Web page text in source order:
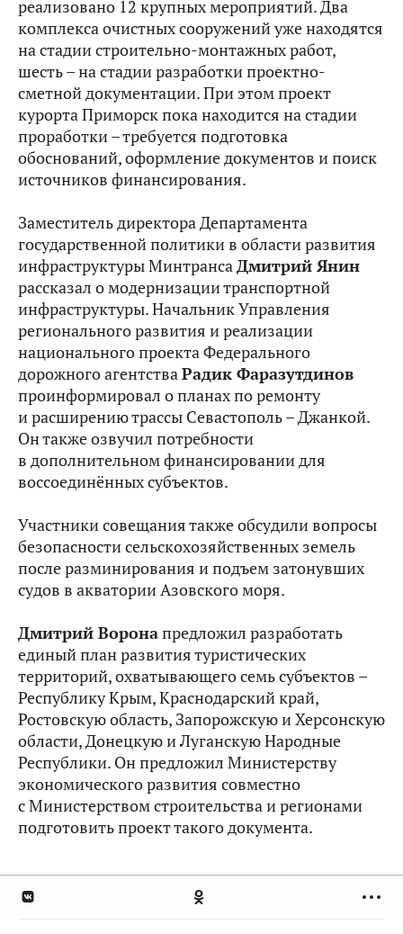
реализовано 12 крупных мероприятий. Два
комплекса очистных сооружений уже находятся
на стадии строительно-монтажных работ,
шесть – на стадии разработки проектно-
сметной документации. При этом проект
курорта Приморск пока находится на стадии
проработки – требуется подготовка
обоснований, оформление документов и поиск
источников финансирования.
Заместитель директора Департамента
государственной политики в области развития
инфраструктуры МинтрансаДмитрий Янин
рассказал о модернизации транспортной
инфраструктуры. Начальник Управления
регионального развития и реализации
национального проекта Федерального
дорожного агентстваРадик Фаразутдинов
проинформировал о планах по ремонту
и расширению трассы Севастополь – Джанкой.
Он также озвучил потребности
в дополнительном финансировании для
воссоединённых субъектов.
Участники совещания также обсудили вопросы
безопасности сельскохозяйственных земель
после разминирования и подъем затонувших
судов в акватории Азовского моря.
Дмитрий Воронапредложил разработать
единый план развития туристических
территорий, охватывающего семь субъектов –
Республику Крым, Краснодарский край,
Ростовскую область, Запорожскую и Херсонскую
области, Донецкую и Луганскую Народные
Республики. Он предложил Министерству
экономического развития совместно
с Министерством строительства и регионами
подготовить проект такого документа.